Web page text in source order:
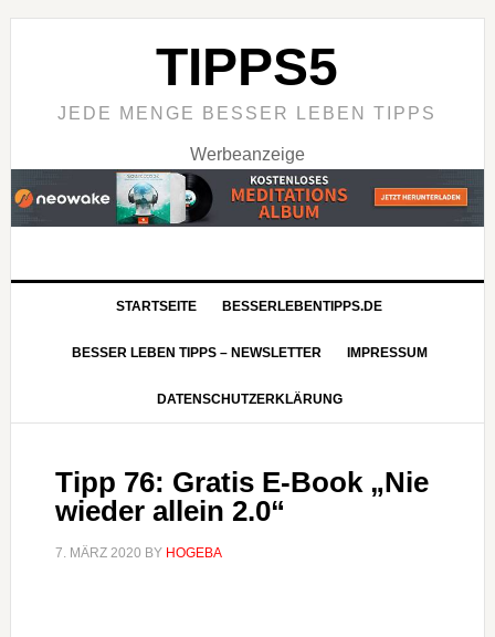
TIPPS5
JEDE MENGE BESSER LEBEN TIPPS
Werbeanzeige
STARTSEITE BESSERLEBENTIPPS.DE
BESSER LEBEN TIPPS – NEWSLETTER IMPRESSUM
DATENSCHUTZERKLÄRUNG
Tipp 76: Gratis E-Book „Nie
wieder allein 2.0“
7. MÄRZ 2020 BY HOGEBA